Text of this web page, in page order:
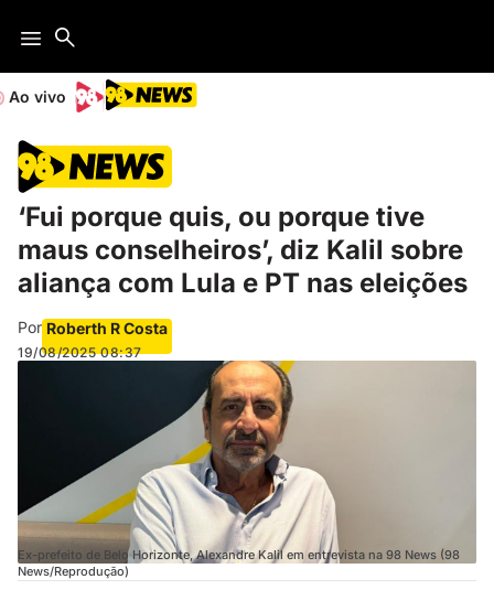
Ao vivo
‘Fui porque quis, ou porque tive
maus conselheiros’, diz Kalil sobre
aliança com Lula e PT nas eleições
Por Roberth R Costa
19/08/2025 08:37
Ex-prefeito de Belo Horizonte, Alexandre Kalil em entrevista na 98 News (98
News/Reprodução)